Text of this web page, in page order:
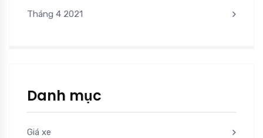
Tháng 4 2021
Danh mục
Giá xe